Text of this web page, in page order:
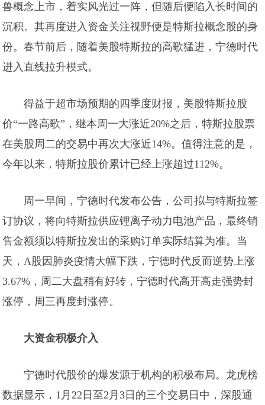
兽概念上市，着实风光过一阵，但随后便陷入长时间的
沉积。其再度进入资金关注视野便是特斯拉概念股的身
份。春节前后，随着美股特斯拉的高歌猛进，宁德时代
进入直线拉升模式。
得益于超市场预期的四季度财报，美股特斯拉股
价“一路高歌”，继本周一大涨近20%之后，特斯拉股票
在美股周二的交易中再次大涨近14%。值得注意的是，
今年以来，特斯拉股价累计已经上涨超过112%。
周一早间，宁德时代发布公告，公司拟与特斯拉签
订协议，将向特斯拉供应锂离子动力电池产品，最终销
售金额须以特斯拉发出的采购订单实际结算为准。当
天，A股因肺炎疫情大幅下跌，宁德时代反而逆势上涨
3.67%，周二大盘稍有好转，宁德时代高开高走强势封
涨停，周三再度封涨停。
大资金积极介入
宁德时代股价的爆发源于机构的积极布局。龙虎榜
数据显示，1月22日至2月3日的三个交易日中，深股通